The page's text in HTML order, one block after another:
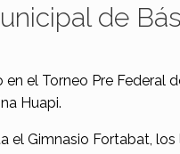
de
el Torneo Pre Federal
Huapi.
el Gimnasio Fortabat, los